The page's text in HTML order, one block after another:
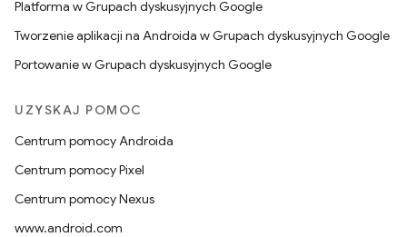
Platforma w Grupach dyskusyjnych Google
Tworzenie aplikacji na Androida w Grupach dyskusyjnych Google
Portowanie w Grupach dyskusyjnych Google
UZYSKAJ POMOC
Centrum pomocy Androida
Centrum pomocy Pixel
Centrum pomocy Nexus
www.android.com